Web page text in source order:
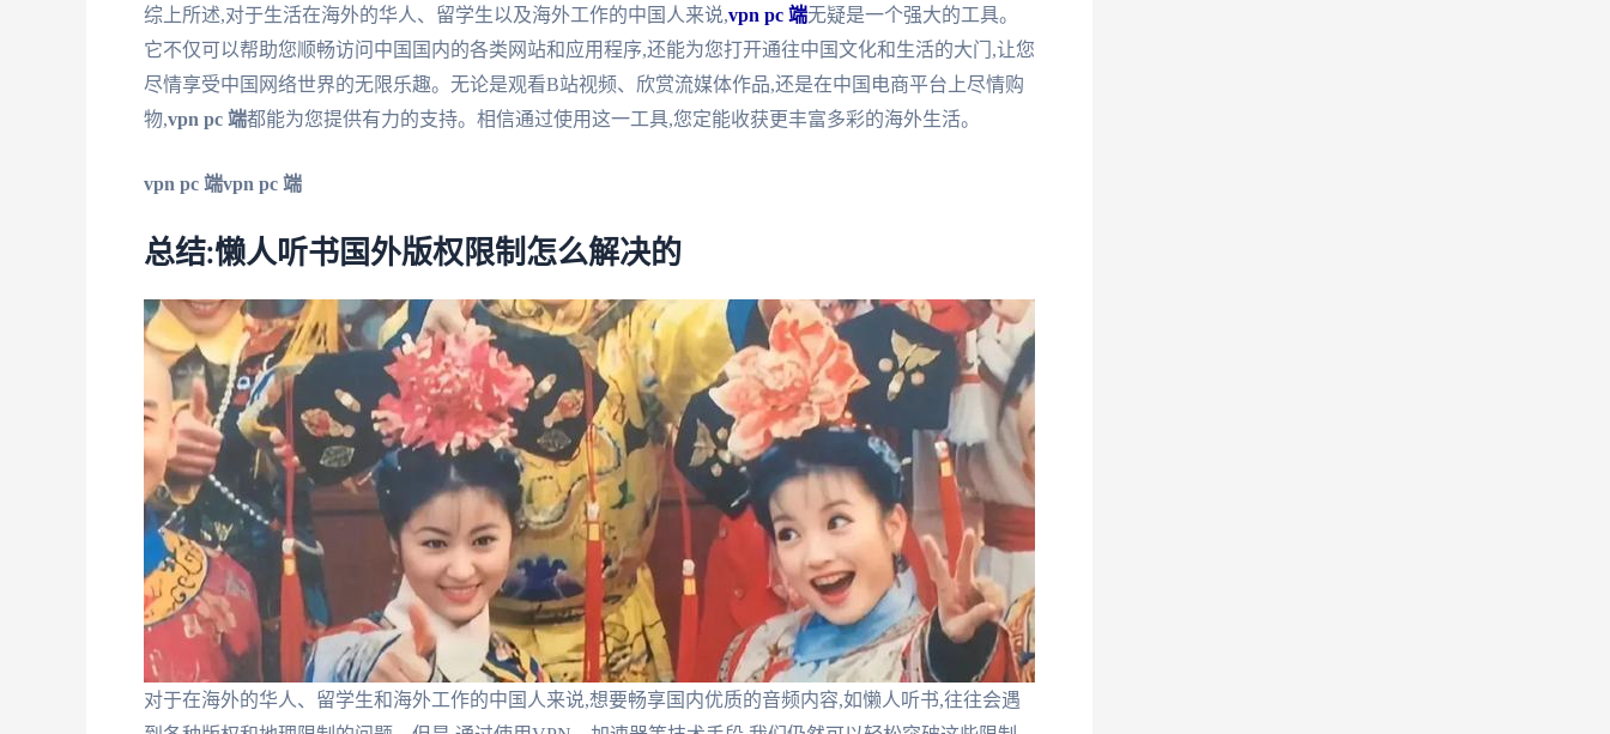
综上所述,对于生活在海外的华人、留学生以及海外工作的中国人来说,vpn pc 端无疑是一个强大的工具。
它不仅可以帮助您顺畅访问中国国内的各类网站和应用程序,还能为您打开通往中国文化和生活的大门,让您
尽情享受中国网络世界的无限乐趣。无论是观看B站视频、欣赏流媒体作品,还是在中国电商平台上尽情购
物,vpn pc 端都能为您提供有力的支持。相信通过使用这一工具,您定能收获更丰富多彩的海外生活。
vpn pc 端vpn pc 端
总结:懒人听书国外版权限制怎么解决的
对于在海外的华人、留学生和海外工作的中国人来说,想要畅享国内优质的音频内容,如懒人听书,往往会遇